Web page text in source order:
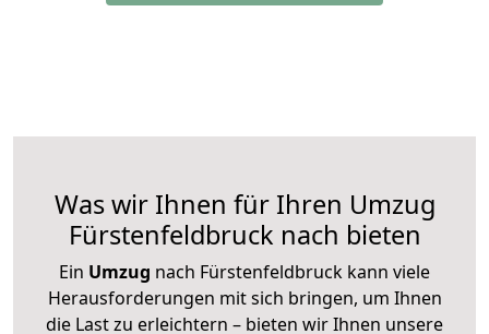
Was wir Ihnen für Ihren Umzug
Fürstenfeldbruck nach bieten
Ein Umzug nach Fürstenfeldbruck kann viele
Herausforderungen mit sich bringen, um Ihnen
die Last zu erleichtern – bieten wir Ihnen unsere